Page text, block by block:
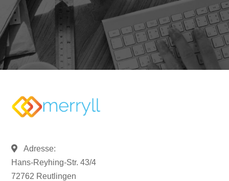
Adresse:
Hans-Reyhing-Str. 43/4
72762 Reutlingen